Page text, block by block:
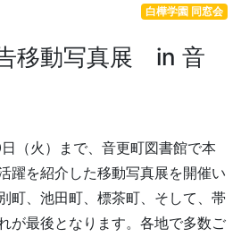
白樺学園 同窓会
移動写真展 in 音
（火）まで、音更町図書館で本
躍を紹介した移動写真展を開催い
町、池田町、標茶町、そして、帯
が最後となります。各地で多数ご